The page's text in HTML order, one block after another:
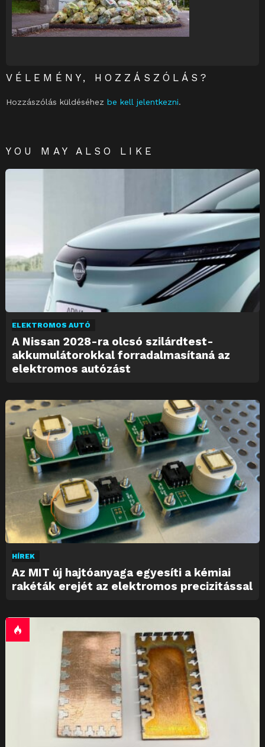
VÉLEMÉNY, HOZZÁSZÓLÁS?
Hozzászólás küldéséhez be kell jelentkezni.
YOU MAY ALSO LIKE
ELEKTROMOS AUTÓ
A Nissan 2028-ra olcsó szilárdtest-
akkumulátorokkal forradalmasítaná az
elektromos autózást
HÍREK
Az MIT új hajtóanyaga egyesíti a kémiai
rakéták erejét az elektromos precizitással